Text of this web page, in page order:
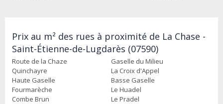
Prix au m² des rues à proximité de La Chase -
Saint-Étienne-de-Lugdarès (07590)
Route de la Chaze
Gaselle du Milieu
Quinchayre
La Croix d'Appel
Haute Gaselle
Basse Gaselle
Fourmarèche
Le Huadel
Combe Brun
Le Pradel